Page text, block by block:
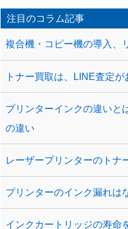
注目のコラム記事
複合機・コピー機の導入、
トナー買取は、LINE査定が
プリンターインクの違いと
の違い
レーザープリンターのトナ
プリンターのインク漏れは
インクカートリッジの寿命